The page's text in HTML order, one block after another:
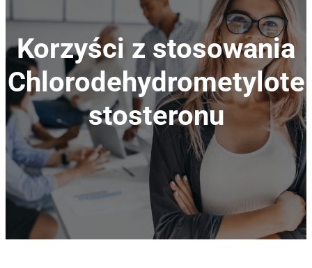
Korzyści z stosowania
Chlorodehydrometylote
stosteronu